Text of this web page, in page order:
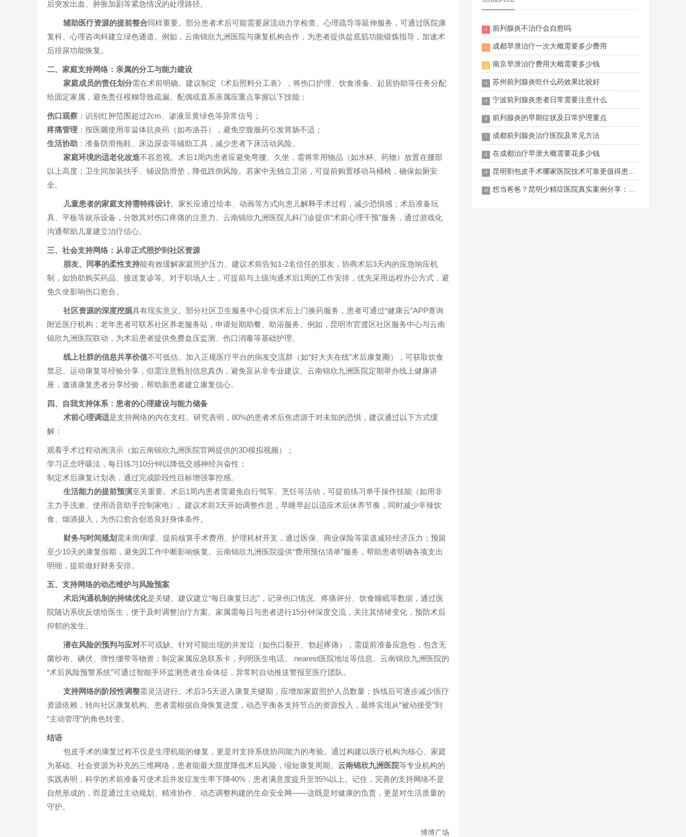
后突发出血、肿胀加剧等紧急情况的处理路径。
辅助医疗资源的提前整合同样重要。部分患者术后可能需要尿流动力学检查、心理疏导等延伸服务，可通过医院康
复科、心理咨询科建立绿色通道。例如，云南锦欣九洲医院与康复机构合作，为患者提供盆底肌功能锻炼指导，加速术
后排尿功能恢复。
二、家庭支持网络：亲属的分工与能力建设
家庭成员的责任划分需在术前明确。建议制定《术后照料分工表》，将伤口护理、饮食准备、起居协助等任务分配
给固定家属，避免责任模糊导致疏漏。配偶或直系亲属应重点掌握以下技能：
伤口观察 ：识别红肿范围超过2cm、渗液呈黄绿色等异常信号；
疼痛管理 ：按医嘱使用非甾体抗炎药（如布洛芬），避免空腹服药引发胃肠不适；
生活协助 ：准备防滑拖鞋、床边尿壶等辅助工具，减少患者下床活动风险。
家庭环境的适老化改造不容忽视。术后1周内患者应避免弯腰、久坐，需将常用物品（如水杯、药物）放置在腰部
以上高度；卫生间加装扶手、铺设防滑垫，降低跌倒风险。若家中无独立卫浴，可提前购置移动马桶椅，确保如厕安
全。
儿童患者的家庭支持需特殊设计。家长应通过绘本、动画等方式向患儿解释手术过程，减少恐惧感；术后准备玩
具、平板等娱乐设备，分散其对伤口疼痛的注意力。云南锦欣九洲医院儿科门诊提供“术前心理干预”服务，通过游戏化
沟通帮助儿童建立治疗信心。
三、社会支持网络：从非正式照护到社区资源
朋友、同事的柔性支持能有效缓解家庭照护压力。建议术前告知1-2名信任的朋友，协商术后3天内的应急响应机
制，如协助购买药品、接送复诊等。对于职场人士，可提前与上级沟通术后1周的工作安排，优先采用远程办公方式，避
免久坐影响伤口愈合。
社区资源的深度挖掘具有现实意义。部分社区卫生服务中心提供术后上门换药服务，患者可通过“健康云”APP查询
附近医疗机构；老年患者可联系社区养老服务站，申请短期助餐、助浴服务。例如，昆明市官渡区社区服务中心与云南
锦欣九洲医院联动，为术后患者提供免费血压监测、伤口消毒等基础护理。
线上社群的信息共享价值不可低估。加入正规医疗平台的病友交流群（如“好大夫在线”术后康复圈），可获取饮食
禁忌、运动康复等经验分享，但需注意甄别信息真伪，避免盲从非专业建议。云南锦欣九洲医院定期举办线上健康讲
座，邀请康复患者分享经验，帮助新患者建立康复信心。
四、自我支持体系：患者的心理建设与能力储备
术前心理调适是支持网络的内在支柱。研究表明，80%的患者术后焦虑源于对未知的恐惧，建议通过以下方式缓
解：
观看手术过程动画演示（如云南锦欣九洲医院官网提供的3D模拟视频）；
学习正念呼吸法，每日练习10分钟以降低交感神经兴奋性；
制定术后康复计划表，通过完成阶段性目标增强掌控感。
生活能力的提前预演至关重要。术后1周内患者需避免自行驾车、烹饪等活动，可提前练习单手操作技能（如用非
主力手洗漱、使用语音助手控制家电）。建议术前3天开始调整作息，早睡早起以适应术后休养节奏，同时减少辛辣饮
食、烟酒摄入，为伤口愈合创造良好身体条件。
财务与时间规划 需未雨绸缪。提前核算手术费用、护理耗材开支，通过医保、商业保险等渠道减轻经济压力；预留
至少10天的康复假期，避免因工作中断影响恢复。云南锦欣九洲医院提供“费用预估清单”服务，帮助患者明确各项支出
明细，提前做好财务安排。
五、支持网络的动态维护与风险预案
术后沟通机制的持续优化是关键。建议建立“每日康复日志”，记录伤口情况、疼痛评分、饮食睡眠等数据，通过医
院随访系统反馈给医生，便于及时调整治疗方案。家属需每日与患者进行15分钟深度交流，关注其情绪变化，预防术后
抑郁的发生。
潜在风险的预判与应对不可或缺。针对可能出现的并发症（如伤口裂开、勃起疼痛），需提前准备应急包，包含无
菌纱布、碘伏、弹性绷带等物资；制定家属应急联系卡，列明医生电话、 nearest医院地址等信息。云南锦欣九洲医院的
“术后风险预警系统”可通过智能手环监测患者生命体征，异常时自动推送警报至医疗团队。
支持网络的阶段性调整需灵活进行。术后3-5天进入康复关键期，应增加家庭照护人员数量；拆线后可逐步减少医疗
资源依赖，转向社区康复机构。患者需根据自身恢复进度，动态平衡各支持节点的资源投入，最终实现从“被动接受”到
“主动管理”的角色转变。
结语
包皮手术的康复过程不仅是生理机能的修复，更是对支持系统协同能力的考验。通过构建以医疗机构为核心、家庭
为基础、社会资源为补充的三维网络，患者能最大限度降低术后风险，缩短康复周期。 云南锦欣九洲医院等专业机构的
实践表明，科学的术前准备可使术后并发症发生率下降40%，患者满意度提升至95%以上。记住，完善的支持网络不是
自然形成的，而是通过主动规划、精准协作、动态调整构建的生命安全网——这既是对健康的负责，更是对生活质量的
守护。
博博广场
1 前列腺炎不治疗会自愈吗
2 成都早泄治疗一次大概需要多少费用
3 南京早泄治疗费用大概需要多少钱
4 苏州前列腺炎吃什么药效果比较好
5 宁波前列腺炎患者日常需要注意什么
6 前列腺炎的早期症状及日常护理重点
7 成都前列腺炎治疗医院及常见方法
8 在成都治疗早泄大概需要花多少钱
9 昆明割包皮手术哪家医院技术可靠更值得患者信赖
10 想当爸爸？昆明少精症医院真实案例分享：从绝望到惊喜仅需一步